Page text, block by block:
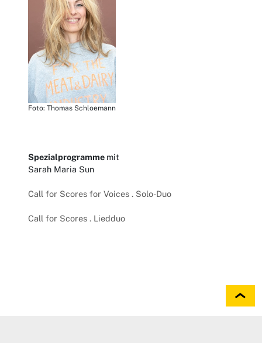
Foto: Thomas Schloemann
Spezialprogramme mit
Sarah Maria Sun
Call for Scores for Voices . Solo-Duo
Call for Scores . Liedduo